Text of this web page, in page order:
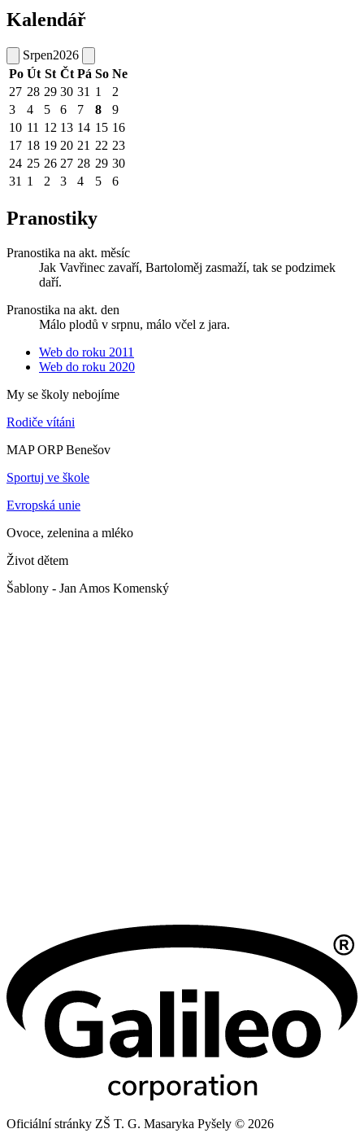
Kalendář
Srpen2026
Po Út St Čt Pá So Ne
27 28 29 30 31 1
2
3
4 5 6 7 8
9
10 11 12 13 14 15 16
17 18 19 20 21 22 23
24 25 26 27 28 29 30
31 1 2 3 4 5 6
Pranostiky
Pranostika na akt. měsíc
Jak Vavřinec zavaří, Bartoloměj zasmaží, tak se podzimek
daří.
Pranostika na akt. den
Málo plodů v srpnu, málo včel z jara.
Web do roku 2011
Web do roku 2020
My se školy nebojíme
Rodiče vítáni
MAP ORP Benešov
Sportuj ve škole
Evropská unie
Ovoce, zelenina a mléko
Život dětem
Šablony - Jan Amos Komenský
Oficiální stránky ZŠ T. G. Masaryka Pyšely © 2026